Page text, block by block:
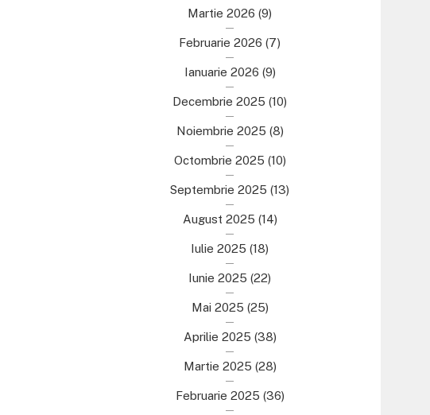
Martie 2026 (9)
Februarie 2026 (7)
Ianuarie 2026 (9)
Decembrie 2025 (10)
Noiembrie 2025 (8)
Octombrie 2025 (10)
Septembrie 2025 (13)
August 2025 (14)
Iulie 2025 (18)
Iunie 2025 (22)
Mai 2025 (25)
Aprilie 2025 (38)
Martie 2025 (28)
Februarie 2025 (36)